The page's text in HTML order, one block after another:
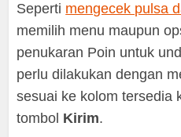
Seperti mengecek pulsa
memilih menu maupun
penukaran Poin untuk
perlu dilakukan dengan
sesuai ke kolom tersedia
tombol Kirim.